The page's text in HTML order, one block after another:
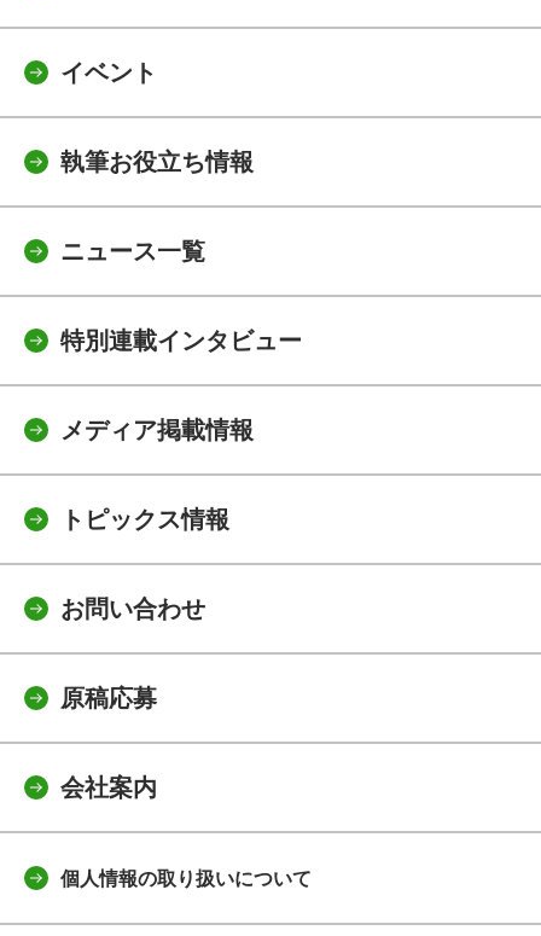
イベント
執筆お役立ち情報
ニュース一覧
特別連載インタビュー
メディア掲載情報
トピックス情報
お問い合わせ
原稿応募
会社案内
個人情報の取り扱いについて